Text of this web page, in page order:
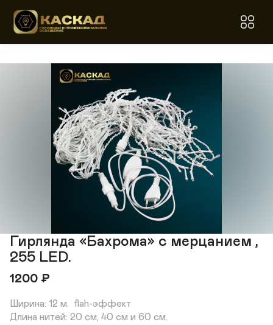
Гирлянда «Бахрома» с мерцанием ,
255 LED.
1200 ₽
Ширина: 12 м.  flah-эффект
Длина нитей: 20 см, 40 см и 60 см.